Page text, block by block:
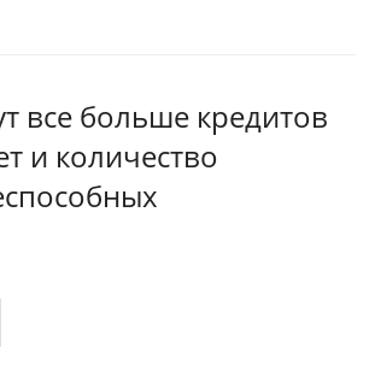
все больше кредитов
и количество